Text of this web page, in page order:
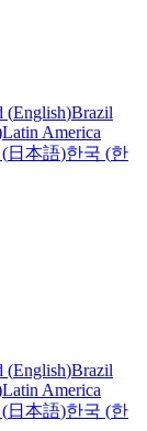
(English)Brazil
Latin America
(日本語)한국 (한
(English)Brazil
Latin America
(日本語)한국 (한